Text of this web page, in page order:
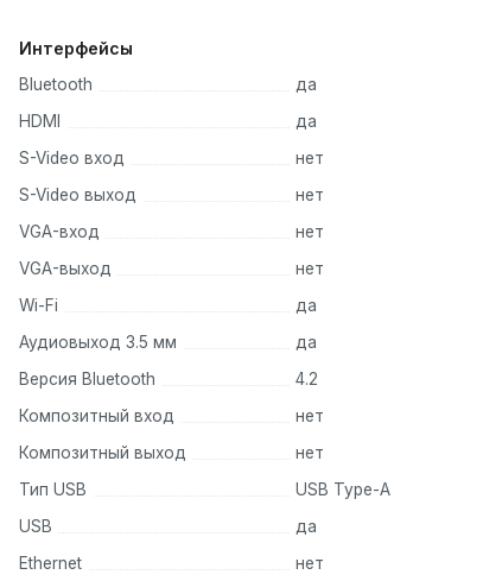
Интерфейсы
Bluetooth
да
HDMI
да
S-Video вход
нет
S-Video выход
нет
VGA-вход
нет
VGA-выход
нет
Wi-Fi
да
Аудиовыход 3.5 мм
да
Версия Bluetooth
4.2
Композитный вход
нет
Композитный выход
нет
Тип USB
USB Type-A
USB
да
Ethernet
нет